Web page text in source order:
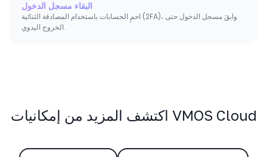
البقاء مسجل الدخول
احمِ الحسابات باستخدام المصادقة الثنائية (2FA)، وابقَ مسجل الدخول حتى
الخروج اليدوي.
اكتشف المزيد من إمكانيات VMOS Cloud